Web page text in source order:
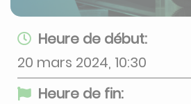
Heure de début:
20 mars 2024, 10:30
Heure de fin: